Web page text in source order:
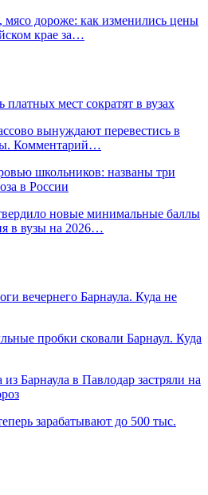
мясо дороже: как изменились цены
крае за…
мест сократят в вузах
вынуждают перевестись в
Комментарий…
школьников: названы три
в России
новые минимальные баллы
в вузы на 2026…
вечернего Барнаула. Куда не
пробки сковали Барнаул. Куда
Барнаула в Павлодар застряли на
зарабатывают до 500 тыс.